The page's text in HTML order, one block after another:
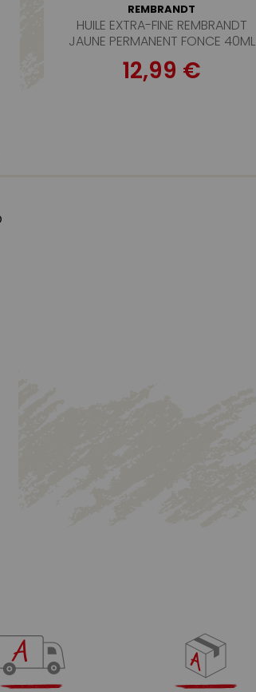
REMBRANDT
HUILE EXTRA-FINE REMBRANDT
JAUNE PERMANENT FONCE 40ML
12,99 €